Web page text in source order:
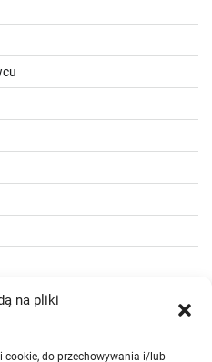
na pliki
do przechowywania i/lub